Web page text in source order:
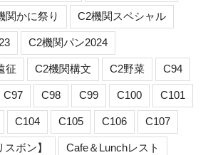
関かに祭り C2機関スペシャル
C2機関パン2024
征 C2機関構文 C2野菜 C94
C97 C98 C99 C100 C101
C104 C105 C106 C107
ボン】 Cafe＆Lunchレスト